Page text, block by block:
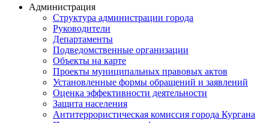
Администрация
Структура администрации города
Руководители
Департаменты
Подведомственные организации
Объекты на карте
Проекты муниципальных правовых актов
Установленные формы обращений и заявлений
Оценка эффективности деятельности
Защита населения
Антитеррористическая комиссия города Кургана